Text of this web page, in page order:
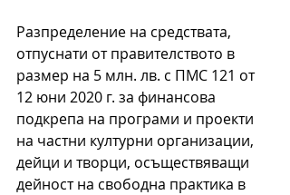
Разпределение на средствата,
отпуснати от правителството в
размер на 5 млн. лв. с ПМС 121 от
12 юни 2020 г. за финансова
подкрепа на програми и проекти
на частни културни организации,
дейци и творци, осъществяващи
дейност на свободна практика в